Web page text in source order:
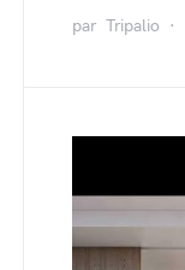
par Tripalio